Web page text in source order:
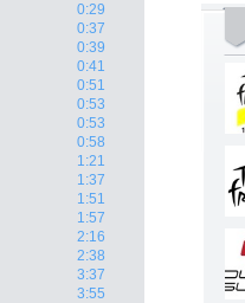
0:29
0:37
0:39
0:41
0:51
0:53
0:53
0:58
1:21
1:37
1:51
1:57
2:16
2:38
3:37
3:55